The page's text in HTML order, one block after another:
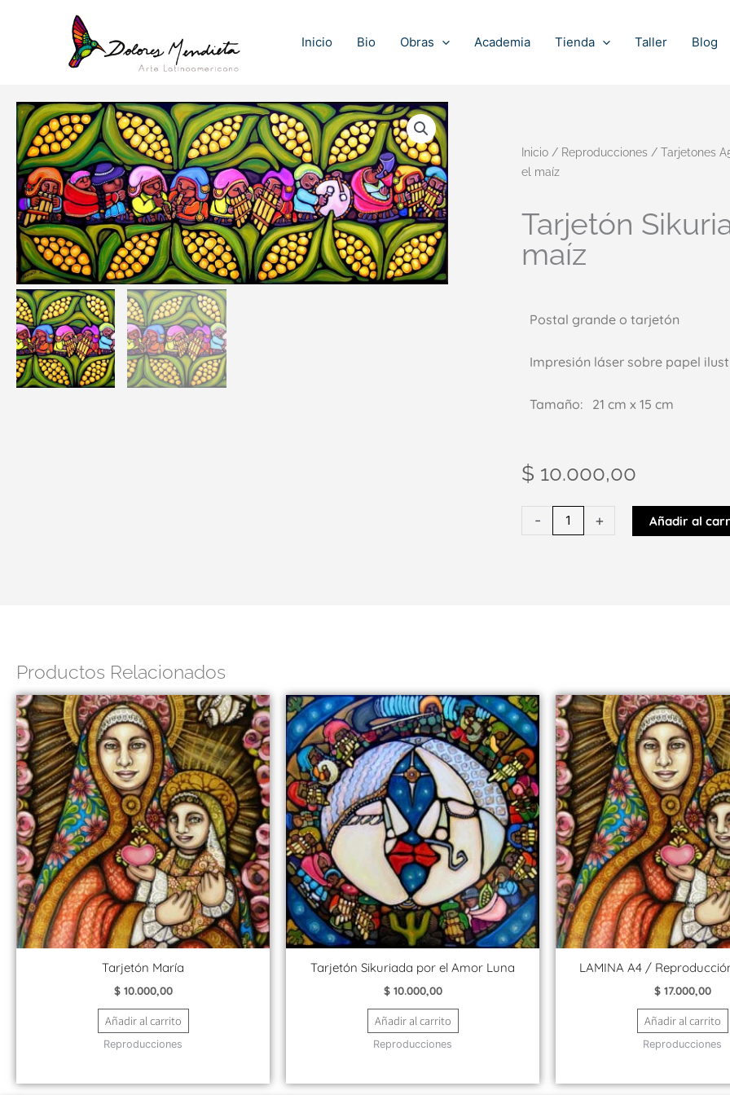
Inicio Bio Obras Academia Tienda Taller Blog
Inicio / Reproducciones / Tarjetones
el maíz
Tarjetón
maíz
Postal grande o tarjetón
Impresión láser sobre papel
Tamaño: 21 cm x 15 cm
$ 10.000,00
-
Tarjetón
Sikuriada
+ Añadir al
Productos Relacionados
Tarjetón María
$10.000,00
Añadir al carrito
Reproducciones
Tarjetón Sikuriada por el Amor Luna
$10.000,00
Añadir al carrito
Reproducciones
LAMINA A4 /
$17.000,00
Añadir al carrito
Reproducciones